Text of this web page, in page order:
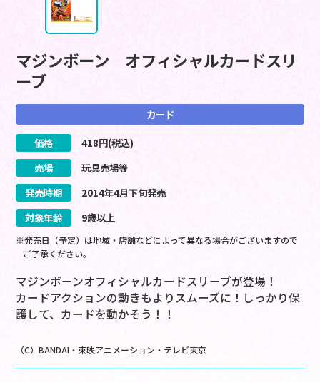
マジンボーン オフィシャルカードスリ
ーブ
カード
価格 418円(税込)
売場
玩具売場等
発売時期
2014年4月下旬発売
対象年齢
9歳以上
※発売日（予定）は地域・店舗などによって異なる場合がございますので
ご了承ください。
マジンボーンオフィシャルカードスリーブが登場！
カードアクションの動きもよりスムーズに！しっかり保
護して、カードを動かそう！！
（C）BANDAI・東映アニメーション・テレビ東京